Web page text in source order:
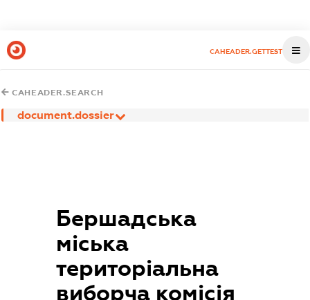
CAHEADER.GETTEST
CAHEADER.SEARCH
document.dossier
Бершадська
міська
територіальна
виборча комісія